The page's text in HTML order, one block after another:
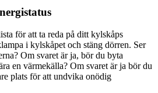
för att ta reda på ditt kylskåps
i kylskåpet och stäng dörren. Ser
Om svaret är ja, bör du byta
en värmekälla? Om svaret är ja bör du
plats för att undvika onödig